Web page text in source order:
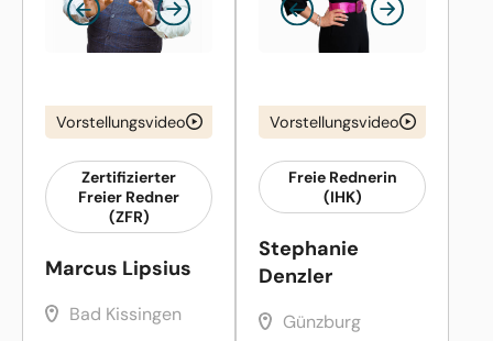
Vorstellungsvideo
Zertifizierter
Freier Redner
(ZFR)
Marcus Lipsius
Bad Kissingen
Vorstellungsvideo
Freie Rednerin
(IHK)
Stephanie
Denzler
Günzburg